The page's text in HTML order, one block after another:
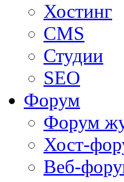
Хостинг
CMS
Студии
SEO
Форум
Форум
Хост-
Веб-